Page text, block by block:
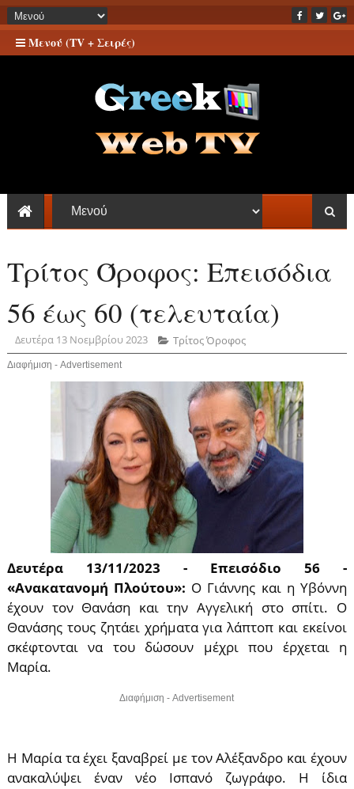
Μενού (TV + Σειρές)
Τρίτος Όροφος: Επεισόδια
56 έως 60 (τελευταία)
Δευτέρα 13 Νοεμβρίου 2023 Τρίτος Όροφος
Διαφήμιση - Advertisement
Δευτέρα 13/11/2023 - Επεισόδιο 56 -
«Ανακατανομή Πλούτου»: Ο Γιάννης και η Υβόννη
έχουν τον Θανάση και την Αγγελική στο σπίτι. Ο
Θανάσης τους ζητάει χρήματα για λάπτοπ και εκείνοι
σκέφτονται να του δώσουν μέχρι που έρχεται η
Μαρία.
Διαφήμιση - Advertisement
Η Μαρία τα έχει ξαναβρεί με τον Αλέξανδρο και έχουν
ανακαλύψει έναν νέο Ισπανό ζωγράφο. Η ίδια